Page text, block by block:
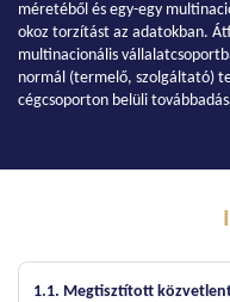
méretéből és egy-egy
okoz torzítást az adatokban.
multinacionális
normál (termelő, szolgáltató)
cégcsoporton belüli
1.1. Megtisztított